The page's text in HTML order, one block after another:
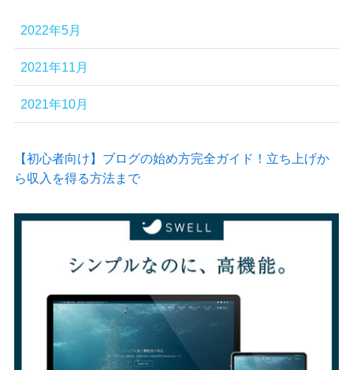
2022年5月
2021年11月
2021年10月
【初心者向け】ブログの始め方完全ガイド！立ち上げか
ら収入を得る方法まで